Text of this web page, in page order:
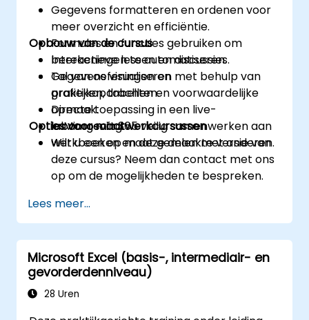
Gegevens formatteren en ordenen voor
meer overzicht en efficiëntie.
Formules en functies gebruiken om
berekeningen te automatiseren.
Gegevens visualiseren met behulp van
grafieken, tabellen en voorwaardelijke
opmaak.
In Microsoft 365 veilig samenwerken aan
werkboeken en deze delen met anderen.
Opbouw van de cursus
Interactieve lessen en discussies.
Tal van oefeningen en
praktijkopdrachten.
Directe toepassing in een live-
labomgeving.
Opties voor maatwerkcursussen
Wilt u een op maat gemaakte versie van
deze cursus? Neem dan contact met ons
op om de mogelijkheden te bespreken.
Lees meer...
Microsoft Excel (basis-, intermediair- en
gevorderdenniveau)
28 Uren